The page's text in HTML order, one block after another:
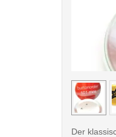
< /picture>
Der